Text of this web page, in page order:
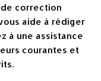
correction
aide à rédiger
à une assistance
courantes et